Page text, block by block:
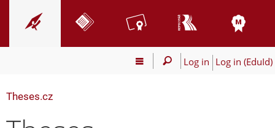
Log in Log in (EduId)
Theses.cz